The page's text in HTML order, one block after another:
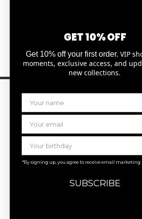
1
LAURENCE DELVALLEZ
OVER ONS
GET 10% OFF
Get 10% off your first order. VIP
moments, exclusive access, and
new collections.
*By signing up, you agree to receive email marketing
SUBSCRIBE